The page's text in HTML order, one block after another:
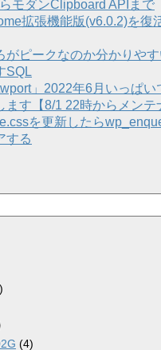
モダンClipboard APIまで
拡張機能版(v6.0.2)を復
がピークなのか分かりや
SQL
」2022年6月いっぱ
す【8/1 22時からメンテ
を更新したら
する
(4)